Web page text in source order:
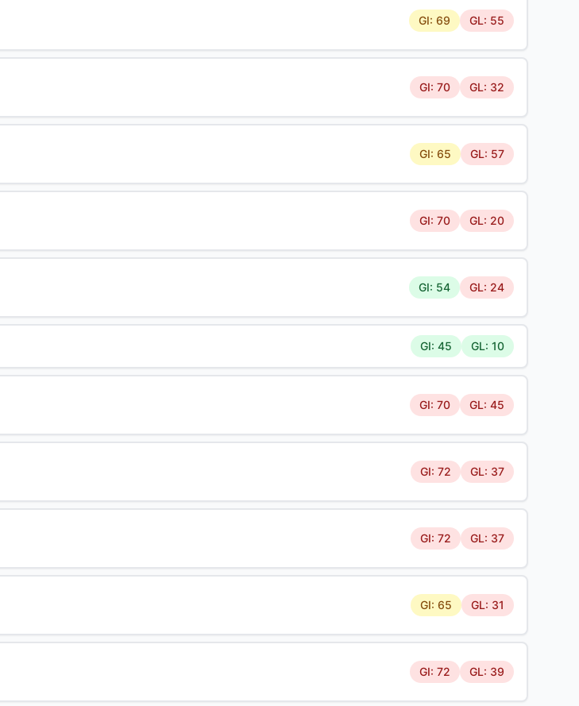
GI: 69 GL: 55
GI: 70 GL: 32
GI: 65 GL: 57
GI: 70 GL: 20
GI: 54 GL: 24
GI: 45 GL: 10
GI: 70 GL: 45
GI: 72 GL: 37
GI: 72 GL: 37
GI: 65 GL: 31
GI: 72 GL: 39